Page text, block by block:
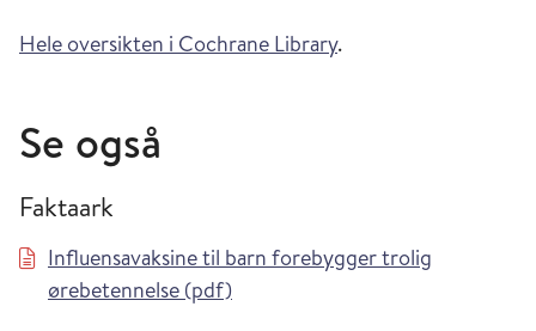
Hele oversikten i Cochrane Library.
Se også
Faktaark
Influensavaksine til barn forebygger trolig
ørebetennelse (pdf)